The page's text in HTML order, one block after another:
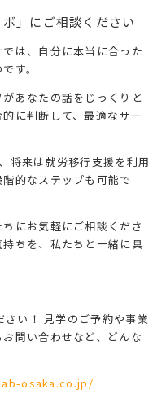
」にご相談ください
は、自分に本当に合った
す。
あなたの話をじっくりと
に判断して、最適なサー
将来は就労移行支援を利用
的なステップも可能で
にお気軽にご相談くださ
ちを、私たちと一緒に具
い！
見学のご予約や事業
問い合わせなど、どんな
osaka.co.jp/